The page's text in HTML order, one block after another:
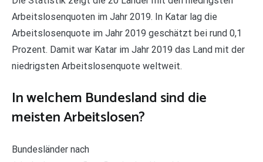
Arbeitslosenquoten im Jahr 2019. In Katar lag die
Arbeitslosenquote im Jahr 2019 geschätzt bei rund 0,1
Prozent. Damit war Katar im Jahr 2019 das Land mit der
niedrigsten Arbeitslosenquote weltweit.
In welchem Bundesland sind die
meisten Arbeitslosen?
Bundesländer nach